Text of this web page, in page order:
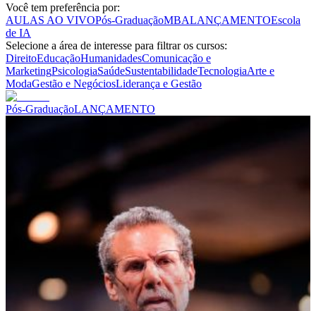
Você tem preferência por:
AULAS AO VIVOPós-GraduaçãoMBALANÇAMENTOEscola
de IA
Selecione a área de interesse para filtrar os cursos:
DireitoEducaçãoHumanidadesComunicação e
MarketingPsicologiaSaúdeSustentabilidadeTecnologiaArte e
ModaGestão e NegóciosLiderança e Gestão
Pós-GraduaçãoLANÇAMENTO